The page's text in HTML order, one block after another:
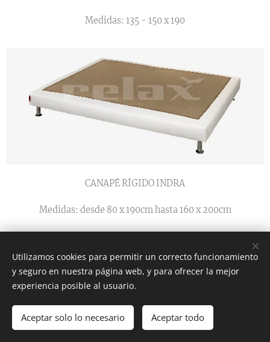
Medidas: 135 - 150 x 190
CANAPÉ RÍGIDO INDRA
Medidas: desde 80 x 190cm hasta 160 x 200cm
Utilizamos cookies para permitir un correcto funcionamiento
y seguro en nuestra página web, y para ofrecer la mejor
experiencia posible al usuario.
Aceptar solo lo necesario Aceptar todo